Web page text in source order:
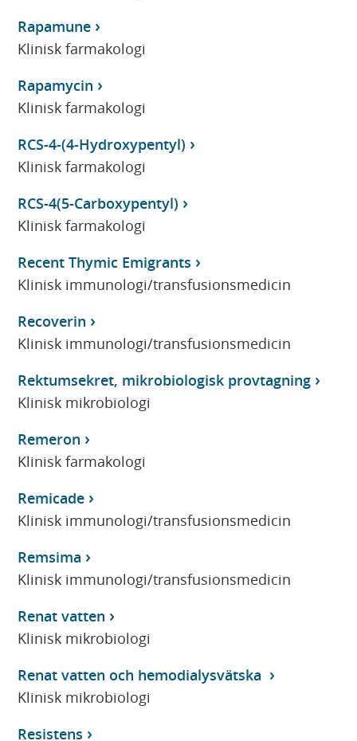
Rapamune
Klinisk farmakologi
Rapamycin
Klinisk farmakologi
RCS-4-(4-Hydroxypentyl)
Klinisk farmakologi
RCS-4(5-Carboxypentyl)
Klinisk farmakologi
Recent Thymic Emigrants
Klinisk immunologi/transfusionsmedicin
Recoverin
Klinisk immunologi/transfusionsmedicin
Rektumsekret, mikrobiologisk provtagning
Klinisk mikrobiologi
Remeron
Klinisk farmakologi
Remicade
Klinisk immunologi/transfusionsmedicin
Remsima
Klinisk immunologi/transfusionsmedicin
Renat vatten
Klinisk mikrobiologi
Renat vatten och hemodialysvätska
Klinisk mikrobiologi
Resistens